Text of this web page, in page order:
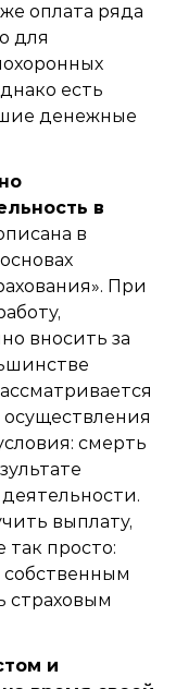
оплата ряда
для
есть
денежные
в
в
При
вносить за
смерть
выплату,
так просто:
страховым
и